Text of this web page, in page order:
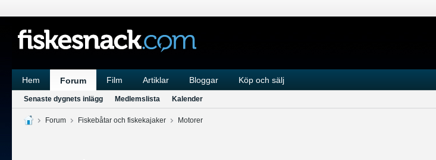
Hem Forum Film Artiklar Bloggar Köp och sälj
Senaste dygnets inlägg Medlemslista Kalender
Forum Fiskebåtar och fiskekajaker Motorer